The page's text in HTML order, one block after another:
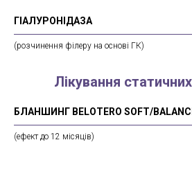
ГІАЛУРОНІДАЗА
(розчинення філеру на основі ГК)
Лікування
БЛАНШИНГ BELOTERO SOFT/
(ефект до 12 місяців)